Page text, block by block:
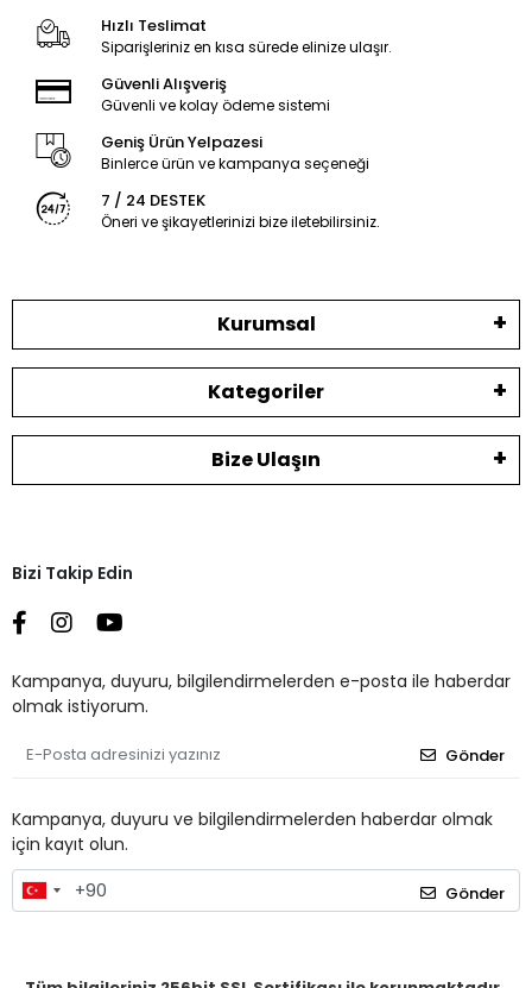
Hızlı Teslimat
Siparişleriniz en kısa sürede elinize ulaşır.
Güvenli Alışveriş
Güvenli ve kolay ödeme sistemi
Geniş Ürün Yelpazesi
Binlerce ürün ve kampanya seçeneği
7 / 24 DESTEK
Öneri ve şikayetlerinizi bize iletebilirsiniz.
Kurumsal
Kategoriler
Bize Ulaşın
Bizi Takip Edin
Kampanya, duyuru, bilgilendirmelerden e-posta ile haberdar
olmak istiyorum.
Gönder
Kampanya, duyuru ve bilgilendirmelerden haberdar olmak
için kayıt olun.
Gönder